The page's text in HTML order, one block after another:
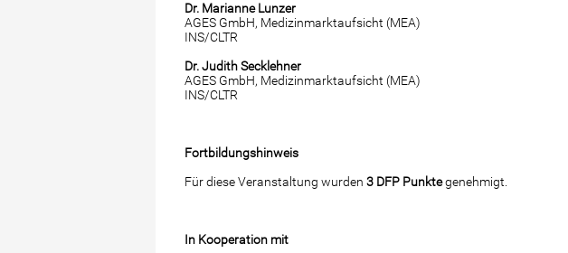
Dr. Marianne Lunzer
AGES GmbH, Medizinmarktaufsicht (MEA)
INS/CLTR
Dr. Judith Secklehner
AGES GmbH, Medizinmarktaufsicht (MEA)
INS/CLTR
Fortbildungshinweis
Für diese Veranstaltung wurden 3 DFP Punktegenehmigt.
In Kooperation mit